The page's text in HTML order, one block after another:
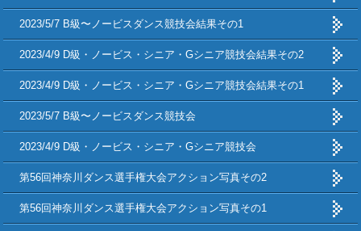
2023/5/7 B級〜ノービスダンス競技会結果その1
2023/4/9 D級・ノービス・シニア・Gシニア競技会結果その2
2023/4/9 D級・ノービス・シニア・Gシニア競技会結果その1
2023/5/7 B級〜ノービスダンス競技会
2023/4/9 D級・ノービス・シニア・Gシニア競技会
第56回神奈川ダンス選手権大会アクション写真その2
第56回神奈川ダンス選手権大会アクション写真その1